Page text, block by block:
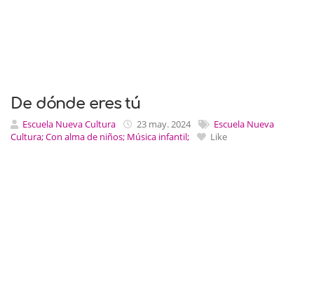
De dónde eres tú
Escuela Nueva Cultura 23 may. 2024
Escuela Nueva
Cultura; Con alma de niños; Música infantil;
Like